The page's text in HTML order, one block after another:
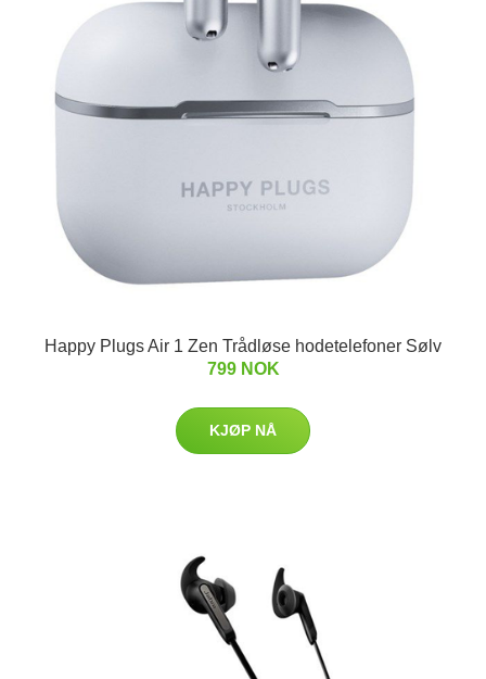
Happy Plugs Air 1 Zen Trådløse hodetelefoner Sølv
799 NOK
KJØP NÅ